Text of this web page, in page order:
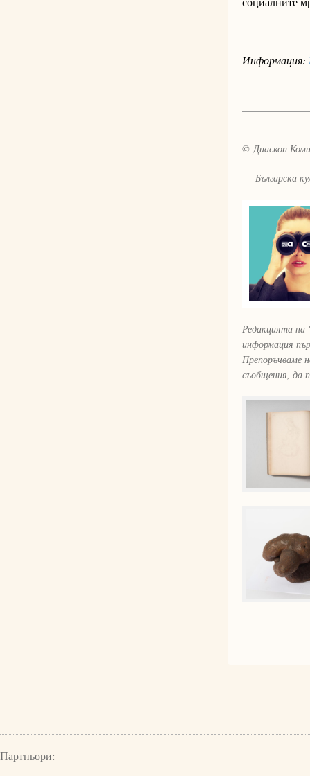
Информация:
© Диаскоп
Българска
Редакцията на
информация
Препоръчваме
съобщения, да
Партньори: